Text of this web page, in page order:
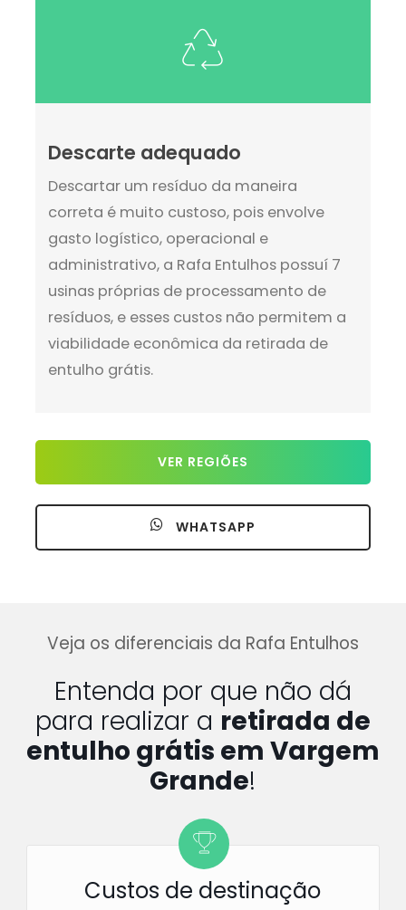
Descarte adequado
Descartar um resíduo da maneira
correta é muito custoso, pois envolve
gasto logístico, operacional e
administrativo, a Rafa Entulhos possuí 7
usinas próprias de processamento de
resíduos, e esses custos não permitem a
viabilidade econômica da retirada de
entulho grátis.
VER REGIÕES
WHATSAPP
Veja os diferenciais da Rafa Entulhos
Entenda por que não dá
para realizar a retirada de
entulho grátis em Vargem
Grande!
Custos de destinação